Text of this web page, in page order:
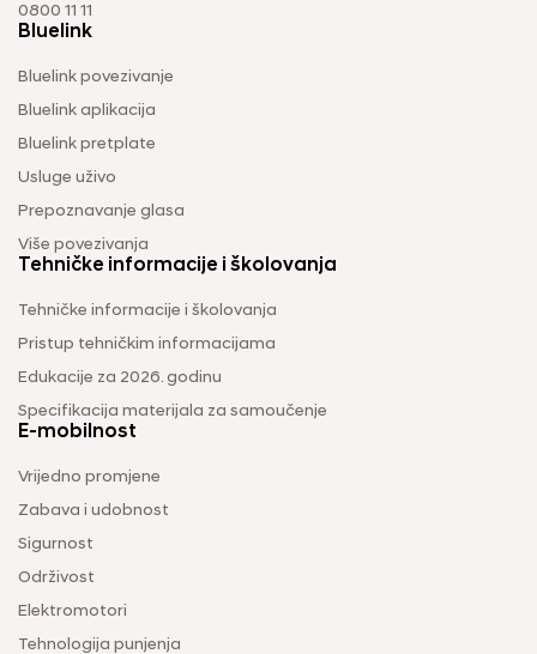
0800 11 11
Bluelink
Bluelink povezivanje
Bluelink aplikacija
Bluelink pretplate
Usluge uživo
Prepoznavanje glasa
Više povezivanja
Tehničke informacije i školovanja
Tehničke informacije i školovanja
Pristup tehničkim informacijama
Edukacije za 2026. godinu
Specifikacija materijala za samoučenje
E-mobilnost
Vrijedno promjene
Zabava i udobnost
Sigurnost
Održivost
Elektromotori
Tehnologija punjenja